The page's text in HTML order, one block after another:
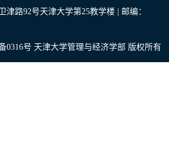
津路92号天津大学第25教学楼 | 邮编：
0316号 天津大学管理与经济学部 版权所有